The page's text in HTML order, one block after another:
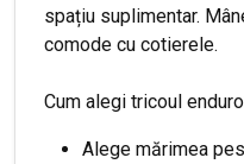
spațiu suplimentar.
comode cu cotierele.
Cum alegi tricoul
Alege mărimea